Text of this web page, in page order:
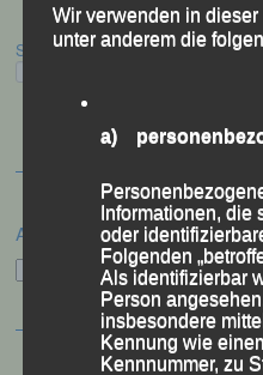
Suchen
Archiv
Archiv
Wir verwenden in
unter anderem die
a)
Informationen, die
oder
Folgenden
Als identifizierbar
Person
insbesondere
Kennung wie
Kennnummer, zu